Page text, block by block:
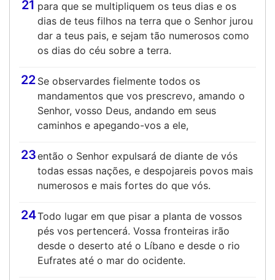
21 para que se multipliquem os teus dias e os
dias de teus filhos na terra que o Senhor jurou
dar a teus pais, e sejam tão numerosos como
os dias do céu sobre a terra.
22 Se observardes fielmente todos os
mandamentos que vos prescrevo, amando o
Senhor, vosso Deus, andando em seus
caminhos e apegando-vos a ele,
23então o Senhor expulsará de diante de vós
todas essas nações, e despojareis povos mais
numerosos e mais fortes do que vós.
24Todo lugar em que pisar a planta de vossos
pés vos pertencerá. Vossa fronteiras irão
desde o deserto até o Líbano e desde o rio
Eufrates até o mar do ocidente.